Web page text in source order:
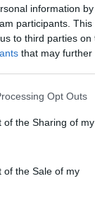
information
participants.
to third parties on
that may
Opt Outs
of the Sharing of my
of the Sale of my